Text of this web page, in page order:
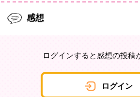
感想
ログインすると感想の投稿
ログイン